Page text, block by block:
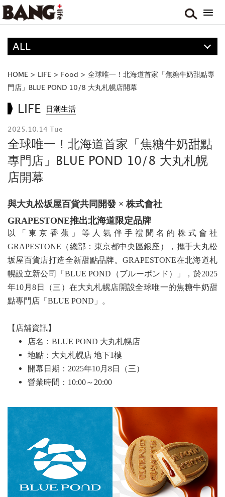
ALL
ANIME
MOVIE & DRAMA
MUSIC
GAME
HOME > LIFE > Food > 全球唯一！北海道首家「焦糖牛奶甜點專
門店」BLUE POND 10/8 大丸札幌店開幕
LIFE 日潮生活
2025.10.14 Tue
全球唯一！北海道首家「焦糖牛奶甜點
專門店」BLUE POND 10/8 大丸札幌
店開幕
與大丸松坂屋百貨共同開發 × 株式會社
GRAPESTONE推出北海道限定品牌
以「東京香蕉」等人氣伴手禮聞名的株式會社
GRAPESTONE（總部：東京都中央區銀座），攜手大丸松
坂屋百貨店打造全新甜點品牌。GRAPESTONE在北海道札
幌設立新公司「BLUE POND（ブルーポンド）」，於2025
年10月8日（三）在大丸札幌店開設全球唯一的焦糖牛奶甜
點專門店「BLUE POND」。
【店舖資訊】
店名：BLUE POND 大丸札幌店
地點：大丸札幌店 地下1樓
開幕日期：2025年10月8日（三）
營業時間：10:00～20:00